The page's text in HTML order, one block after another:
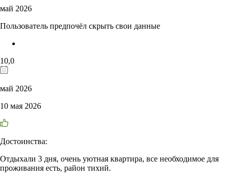
май 2026
Пользователь предпочёл скрыть свои данные
10,0
май 2026
10 мая 2026
Достоинства:
Отдыхали 3 дня, очень уютная квартира, все необходимое для
проживания есть, район тихий.